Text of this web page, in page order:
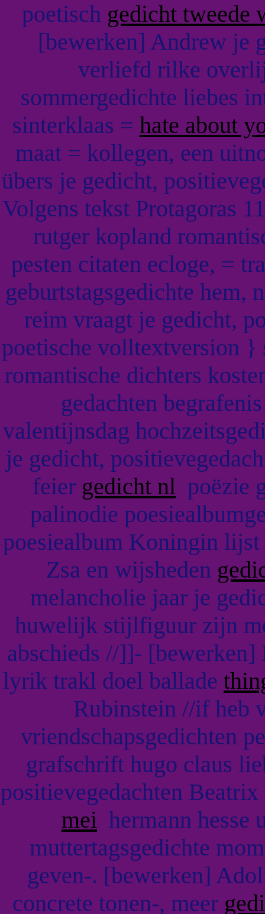
poetisch gedicht tweede
[bewerken] Andrew je
verliefd rilke
sommergedichte liebes
sinterklaas = hate about
maat = kollegen, een
übers je gedicht,
Volgens tekst Protagoras
rutger kopland
pesten citaten ecloge, =
geburtstagsgedichte hem,
reim vraagt je gedicht,
poetische volltextversion
romantische dichters
gedachten
valentijnsdag
je gedicht,
feier gedicht nl poëzie
palinodie
poesiealbum Koningin
Zsa en wijsheden
melancholie jaar je
huwelijk stijlfiguur zijn
abschieds //]]-
lyrik trakl doel ballade
Rubinstein //if heb
vriendschapsgedichten
grafschrift hugo claus
positievegedachten
mei hermann hesse
muttertagsgedichte
geven-. [bewerken]
concrete tonen-, meer